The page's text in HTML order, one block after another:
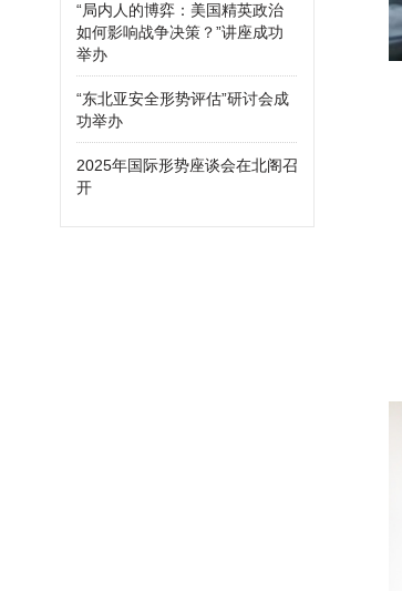
“局内人的博弈：美国精英政治
如何影响战争决策？”讲座成功
举办
“东北亚安全形势评估”研讨会成
功举办
2025年国际形势座谈会在北阁召
开